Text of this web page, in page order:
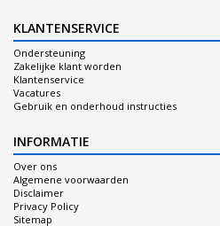
KLANTENSERVICE
Ondersteuning
Zakelijke klant worden
Klantenservice
Vacatures
Gebruik en onderhoud instructies
INFORMATIE
Over ons
Algemene voorwaarden
Disclaimer
Privacy Policy
Sitemap